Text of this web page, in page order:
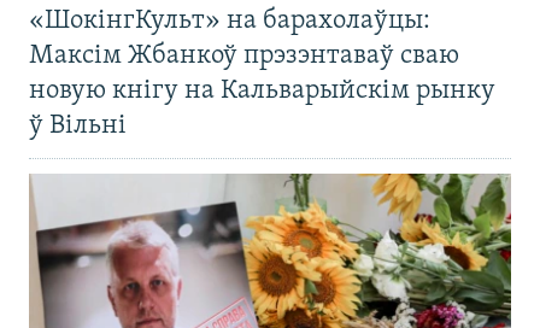
«ШокінгКульт» на барахолаўцы:
Максім Жбанкоў прэзэнтаваў сваю
новую кнігу на Кальварыйскім рынку
ў Вільні